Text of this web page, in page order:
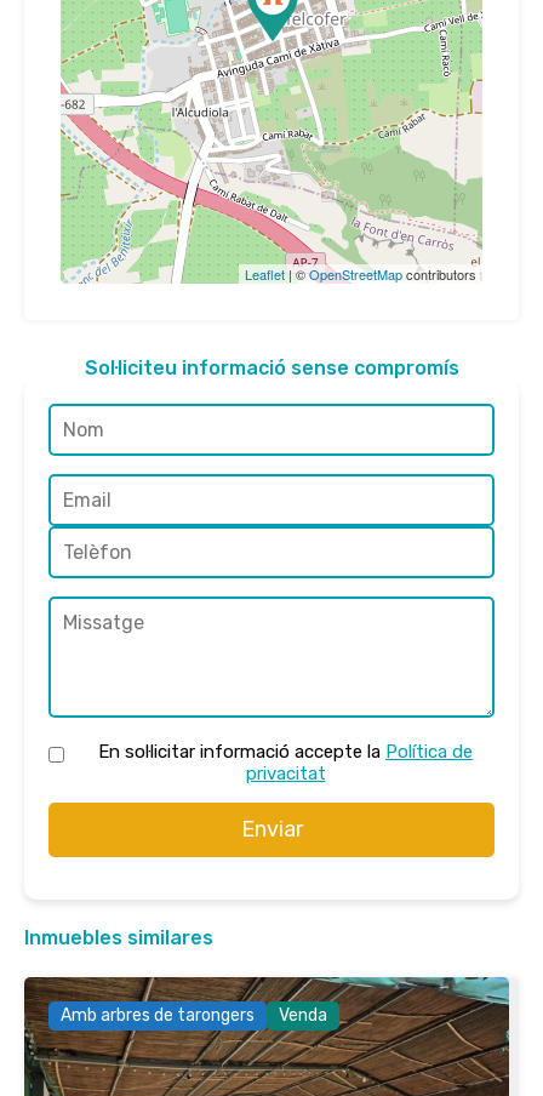
Leaflet| ©OpenStreetMapcontributors
Sol·liciteu informació sense compromís
En sol·licitar informació accepte la Política de
privacitat
Enviar
Inmuebles similares
Amb arbres de tarongers Venda